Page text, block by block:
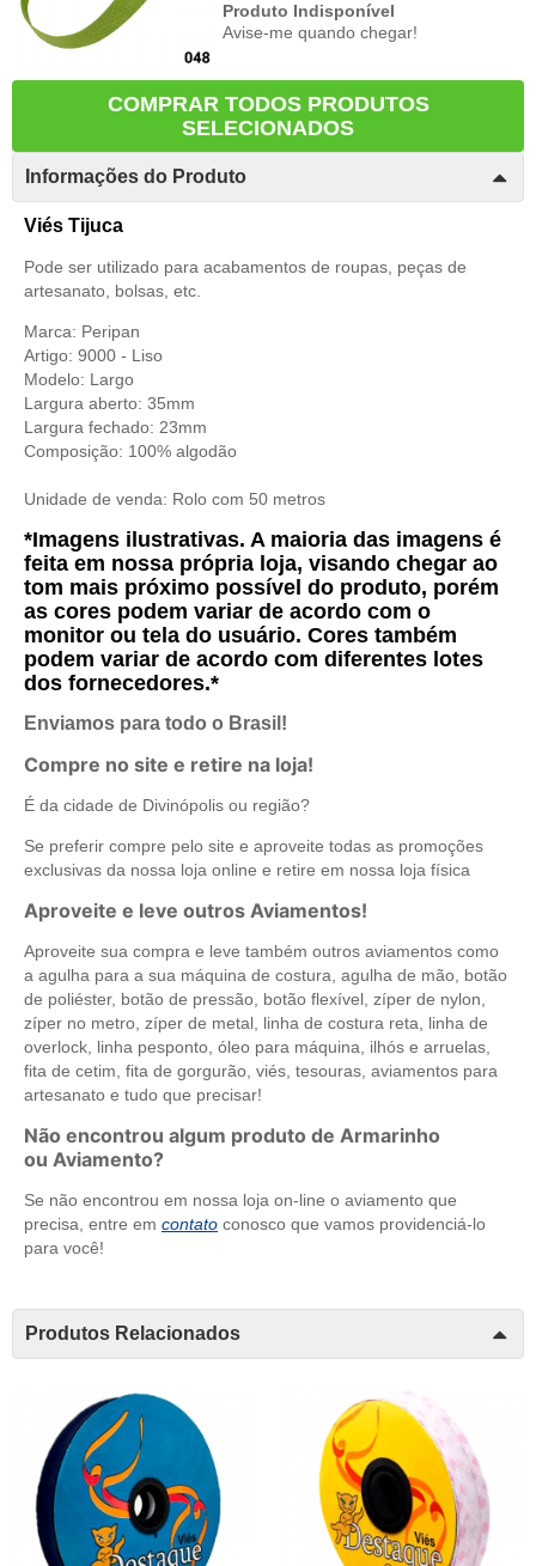
Produto Indisponível
Avise-me quando chegar!
COMPRAR TODOS PRODUTOS
SELECIONADOS
Informações do Produto
Viés Tijuca
Pode ser utilizado para acabamentos de roupas, peças de
artesanato, bolsas, etc.
Marca: Peripan
Artigo: 9000 - Liso
Modelo: Largo
Largura aberto: 35mm
Largura fechado: 23mm
Composição: 100% algodão
Unidade de venda: Rolo com 50 metros
*Imagens ilustrativas. A maioria das imagens é
feita em nossa própria loja, visando chegar ao
tom mais próximo possível do produto, porém
as cores podem variar de acordo com o
monitor ou tela do usuário. Cores também
podem variar de acordo com diferentes lotes
dos fornecedores.*
Enviamos para todo o Brasil!
Compre no site e retire na loja!
É da cidade de Divinópolis ou região?
Se preferir compre pelo site e aproveite todas as promoções
exclusivas da nossa loja online e retire em nossa loja física
Aproveite e leve outros Aviamentos!
Aproveite sua compra e leve também outros aviamentos como
a agulha para a sua máquina de costura, agulha de mão, botão
de poliéster, botão de pressão, botão flexível, zíper de nylon,
zíper no metro, zíper de metal, linha de costura reta, linha de
overlock, linha pesponto, óleo para máquina, ilhós e arruelas,
fita de cetim, fita de gorgurão, viés, tesouras, aviamentos para
artesanato e tudo que precisar!
Não encontrou algum produto de Armarinho
ou Aviamento?
Se não encontrou em nossa loja on-line o aviamento que
precisa, entre em contato conosco que vamos providenciá-lo
para você!
Produtos Relacionados